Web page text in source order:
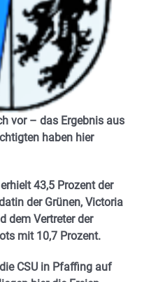
vor – das Ergebnis aus
haben hier
43,5 Prozent der
der Grünen, Victoria
dem Vertreter der
mit 10,7 Prozent.
CSU in Pfaffing auf